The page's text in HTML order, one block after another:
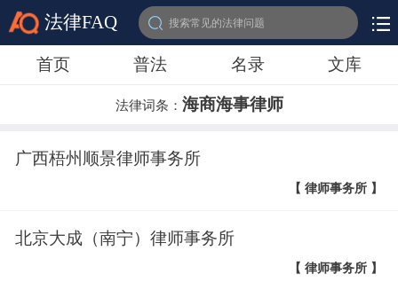
法律FAQ 搜索常见的法律问题
首页 普法 名录 文库
法律词条： 海商海事律师
广西梧州顺景律师事务所
【 律师事务所 】
北京大成（南宁）律师事务所
【 律师事务所 】